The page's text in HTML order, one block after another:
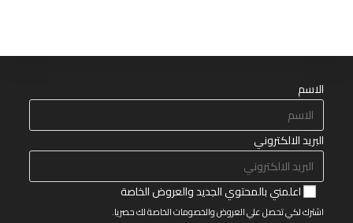
الاسم
البريد الالكتروني
اعلمني بالمحتوي الجديد والعروض الخاصة
اشترك لكي تحصل علي العروض والخصومات الخاصة لك حصريا.